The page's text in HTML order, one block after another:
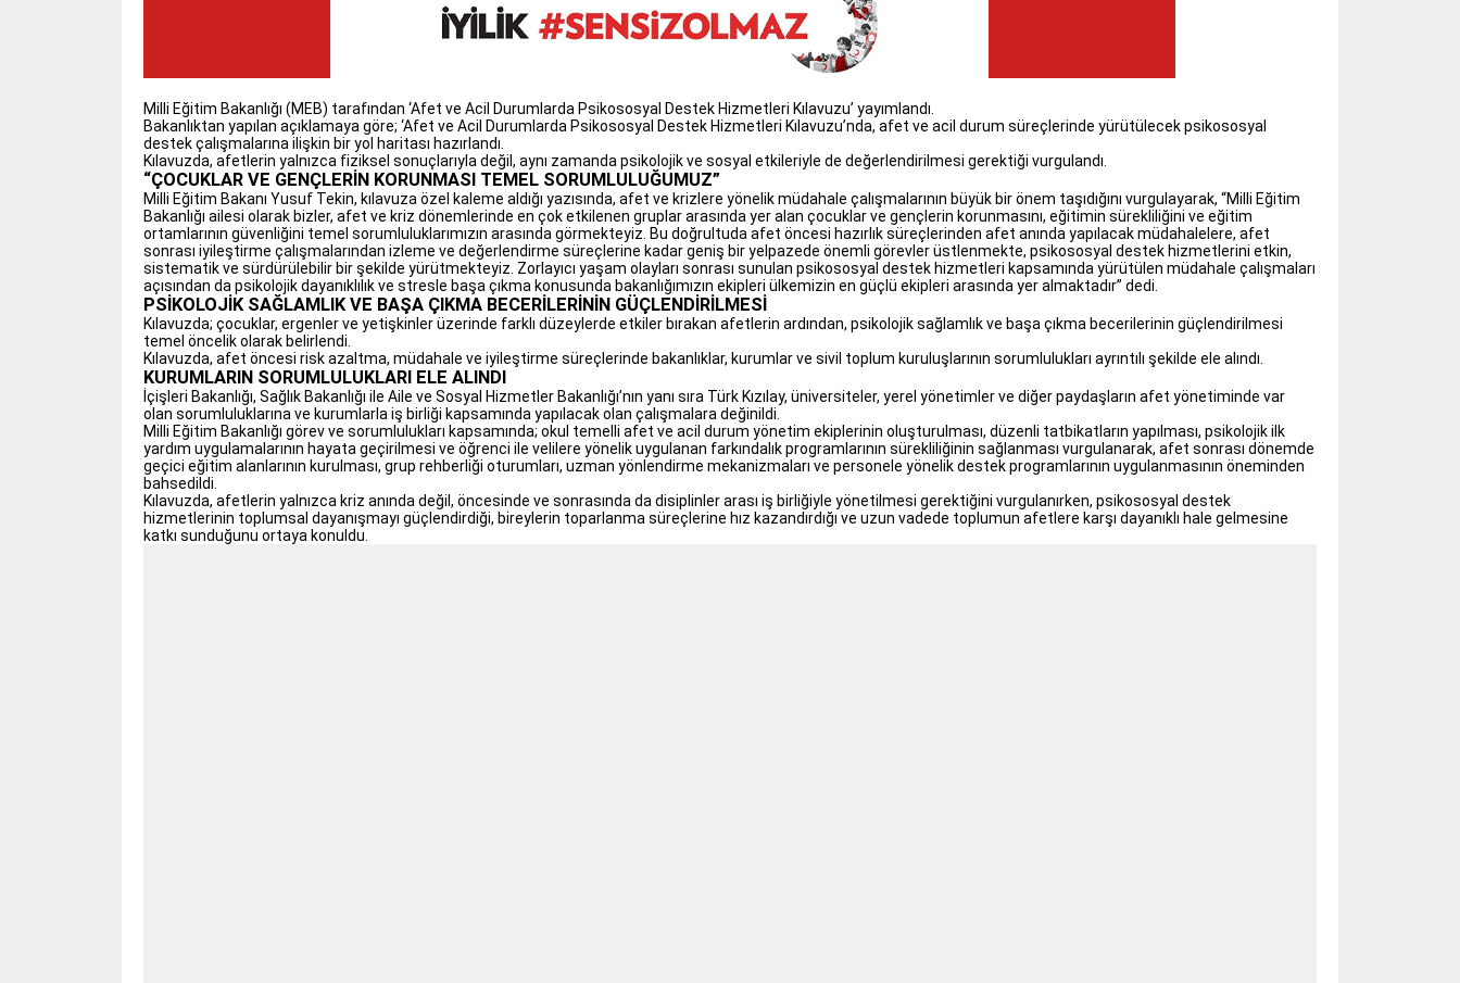
Milli Eğitim Bakanlığı (MEB) tarafından ‘Afet ve Acil Durumlarda Psikososyal Destek Hizmetleri Kılavuzu’ yayımlandı.
Bakanlıktan yapılan açıklamaya göre; ‘Afet ve Acil Durumlarda Psikososyal Destek Hizmetleri Kılavuzu’nda, afet ve acil durum süreçlerinde yürütülecek psikososyal
destek çalışmalarına ilişkin bir yol haritası hazırlandı.
Kılavuzda, afetlerin yalnızca fiziksel sonuçlarıyla değil, aynı zamanda psikolojik ve sosyal etkileriyle de değerlendirilmesi gerektiği vurgulandı.
“ÇOCUKLAR VE GENÇLERİN KORUNMASI TEMEL SORUMLULUĞUMUZ”
Milli Eğitim Bakanı Yusuf Tekin, kılavuza özel kaleme aldığı yazısında, afet ve krizlere yönelik müdahale çalışmalarının büyük bir önem taşıdığını vurgulayarak, “Milli Eğitim
Bakanlığı ailesi olarak bizler, afet ve kriz dönemlerinde en çok etkilenen gruplar arasında yer alan çocuklar ve gençlerin korunmasını, eğitimin sürekliliğini ve eğitim
ortamlarının güvenliğini temel sorumluluklarımızın arasında görmekteyiz. Bu doğrultuda afet öncesi hazırlık süreçlerinden afet anında yapılacak müdahalelere, afet
sonrası iyileştirme çalışmalarından izleme ve değerlendirme süreçlerine kadar geniş bir yelpazede önemli görevler üstlenmekte, psikososyal destek hizmetlerini etkin,
sistematik ve sürdürülebilir bir şekilde yürütmekteyiz. Zorlayıcı yaşam olayları sonrası sunulan psikososyal destek hizmetleri kapsamında yürütülen müdahale çalışmaları
açısından da psikolojik dayanıklılık ve stresle başa çıkma konusunda bakanlığımızın ekipleri ülkemizin en güçlü ekipleri arasında yer almaktadır” dedi.
PSİKOLOJİK SAĞLAMLIK VE BAŞA ÇIKMA BECERİLERİNİN GÜÇLENDİRİLMESİ
Kılavuzda; çocuklar, ergenler ve yetişkinler üzerinde farklı düzeylerde etkiler bırakan afetlerin ardından, psikolojik sağlamlık ve başa çıkma becerilerinin güçlendirilmesi
temel öncelik olarak belirlendi.
Kılavuzda, afet öncesi risk azaltma, müdahale ve iyileştirme süreçlerinde bakanlıklar, kurumlar ve sivil toplum kuruluşlarının sorumlulukları ayrıntılı şekilde ele alındı.
KURUMLARIN SORUMLULUKLARI ELE ALINDI
İçişleri Bakanlığı, Sağlık Bakanlığı ile Aile ve Sosyal Hizmetler Bakanlığı’nın yanı sıra Türk Kızılay, üniversiteler, yerel yönetimler ve diğer paydaşların afet yönetiminde var
olan sorumluluklarına ve kurumlarla iş birliği kapsamında yapılacak olan çalışmalara değinildi.
Milli Eğitim Bakanlığı görev ve sorumlulukları kapsamında; okul temelli afet ve acil durum yönetim ekiplerinin oluşturulması, düzenli tatbikatların yapılması, psikolojik ilk
yardım uygulamalarının hayata geçirilmesi ve öğrenci ile velilere yönelik uygulanan farkındalık programlarının sürekliliğinin sağlanması vurgulanarak, afet sonrası dönemde
geçici eğitim alanlarının kurulması, grup rehberliği oturumları, uzman yönlendirme mekanizmaları ve personele yönelik destek programlarının uygulanmasının öneminden
bahsedildi.
Kılavuzda, afetlerin yalnızca kriz anında değil, öncesinde ve sonrasında da disiplinler arası iş birliğiyle yönetilmesi gerektiğini vurgulanırken, psikososyal destek
hizmetlerinin toplumsal dayanışmayı güçlendirdiği, bireylerin toparlanma süreçlerine hız kazandırdığı ve uzun vadede toplumun afetlere karşı dayanıklı hale gelmesine
katkı sunduğunu ortaya konuldu.